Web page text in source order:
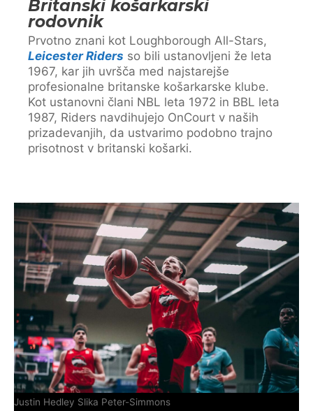
Justin Hedley Slika Peter-Simmons
Britanski košarkarski
rodovnik
Prvotno znani kot Loughborough All-Stars,
Leicester Riders so bili ustanovljeni že leta
1967, kar jih uvršča med najstarejše
profesionalne britanske košarkarske klube.
Kot ustanovni člani NBL leta 1972 in BBL leta
1987, Riders navdihujejo OnCourt v naših
prizadevanjih, da ustvarimo podobno trajno
prisotnost v britanski košarki.